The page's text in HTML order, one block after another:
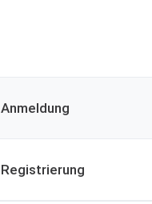
Anmeldung
Registrierung